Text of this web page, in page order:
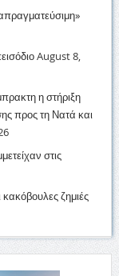
August 8,
η στήριξη
προς τη Νατά και
στις
ζημιές